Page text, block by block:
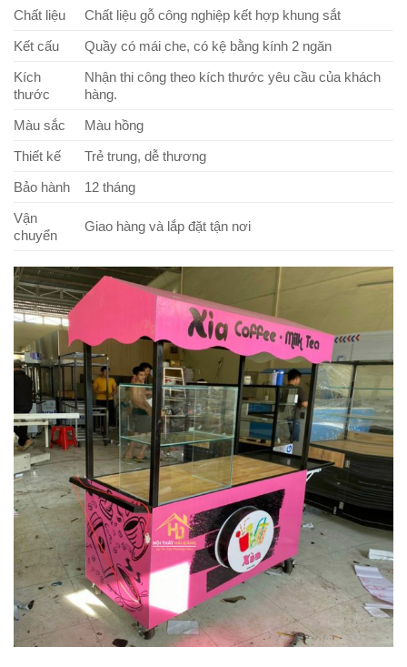
Chất liệu
Chất liệu gỗ công nghiệp kết hợp khung sắt
Kết cấu
Quầy có mái che, có kệ bằng kính 2 ngăn
Kích
thước
Nhận thi công theo kích thước yêu cầu của khách
hàng.
Màu sắc
Màu hồng
Thiết kế
Trẻ trung, dễ thương
Bảo hành
12 tháng
Vận
chuyển
Giao hàng và lắp đặt tận nơi